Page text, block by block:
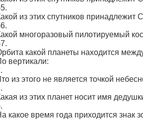
из этих спутников принадлежит
многоразовый пилотируемый
какой планеты находится
вертикали:
из этого не является точкой
из этих планет носит имя
какое время года приходится знак